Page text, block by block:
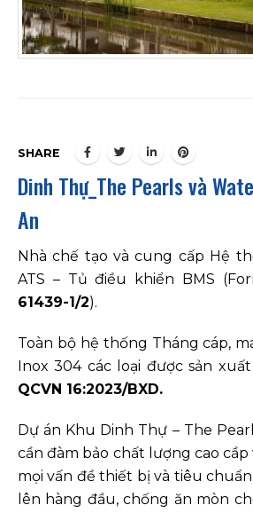
SHARE
Dinh Thự_The Pearls và
An
Nhà chế tạo và cung cấp Hệ
ATS – Tủ điều khiển BMS
61439-1/2).
Toàn bộ hệ thống Tháng cáp,
Inox 304 các loại được sản
QCVN 16:2023/BXD.
Dự án Khu Dinh Thự – The
cần đàm bảo chất lượng cao
mọi vấn đề thiết bị và tiêu
lên hàng đầu, chống ăn mòn